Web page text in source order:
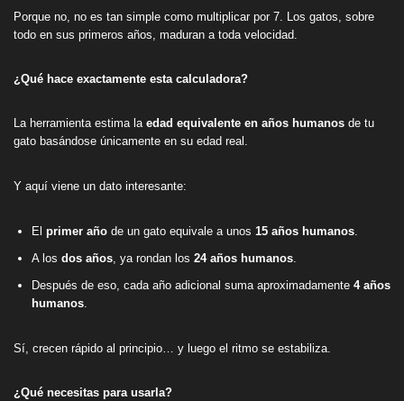
Porque no, no es tan simple como multiplicar por 7. Los gatos, sobre
todo en sus primeros años, maduran a toda velocidad.
¿Qué hace exactamente esta calculadora?
La herramienta estima la edad equivalente en años humanos de tu
gato basándose únicamente en su edad real.
Y aquí viene un dato interesante:
El primer año de un gato equivale a unos 15 años humanos
A los dos años , ya rondan los 24 años humanos
Después de eso, cada año adicional suma aproximadamente 4 años
humanos
Sí, crecen rápido al principio… y luego el ritmo se estabiliza.
¿Qué necesitas para usarla?